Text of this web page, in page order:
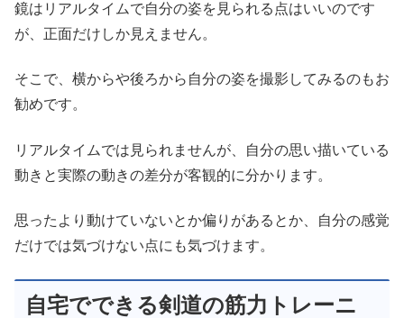
鏡はリアルタイムで自分の姿を見られる点はいいのです
が、正面だけしか見えません。
そこで、横からや後ろから自分の姿を撮影してみるのもお
勧めです。
リアルタイムでは見られませんが、自分の思い描いている
動きと実際の動きの差分が客観的に分かります。
思ったより動けていないとか偏りがあるとか、自分の感覚
だけでは気づけない点にも気づけます。
自宅でできる剣道の筋力トレーニ